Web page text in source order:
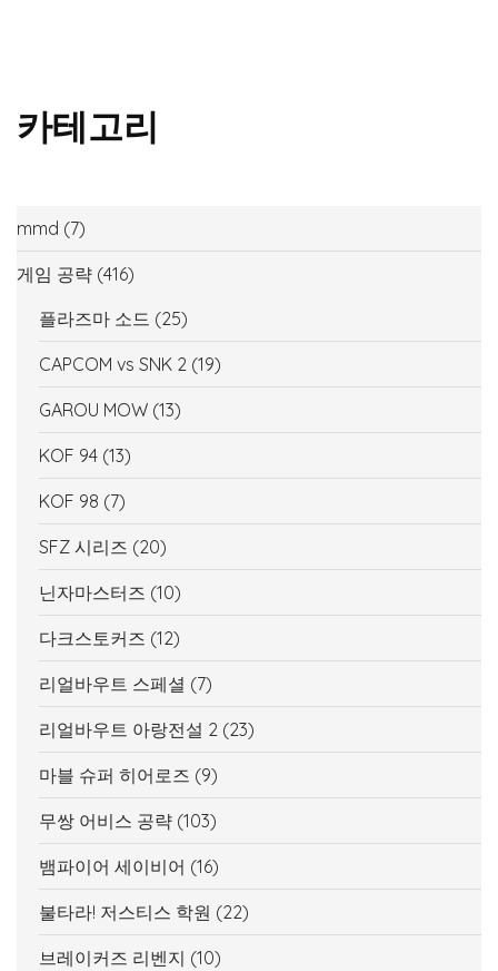
카테고리
mmd (7)
게임 공략 (416)
플라즈마 소드 (25)
CAPCOM vs SNK 2 (19)
GAROU MOW (13)
KOF 94 (13)
KOF 98 (7)
SFZ 시리즈 (20)
닌자마스터즈 (10)
다크스토커즈 (12)
리얼바우트 스페셜 (7)
리얼바우트 아랑전설 2 (23)
마블 슈퍼 히어로즈 (9)
무쌍 어비스 공략 (103)
뱀파이어 세이비어 (16)
불타라! 저스티스 학원 (22)
브레이커즈 리벤지 (10)